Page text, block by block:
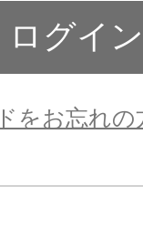
をお忘れの